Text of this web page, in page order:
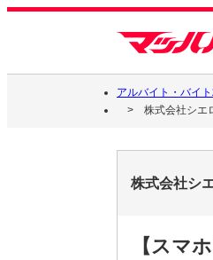
アルバイト・バイ
株式会社シエ
株式会社シ
【スマ